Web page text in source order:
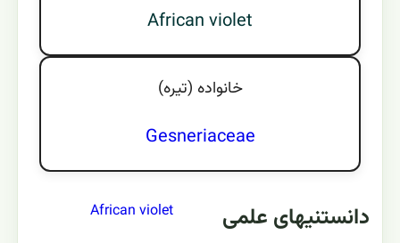
African violet
خانواده (تيره)
Gesneriaceae
African violet دانستنیهای علمی